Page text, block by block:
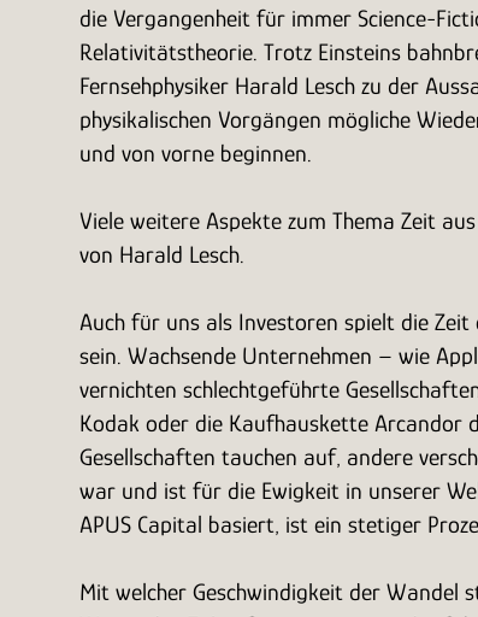
die Vergangenheit für immer Science-
Relativitätstheorie. Trotz Einsteins
Fernsehphysiker Harald Lesch zu der
physikalischen Vorgängen mögliche
und von vorne beginnen.
Viele weitere Aspekte zum Thema Zeit
von Harald Lesch.
Auch für uns als Investoren spielt die
sein. Wachsende Unternehmen – wie
vernichten schlechtgeführte
Kodak oder die Kaufhauskette Arcandor
Gesellschaften tauchen auf, andere
war und ist für die Ewigkeit in unserer
APUS Capital basiert, ist ein stetiger
Mit welcher Geschwindigkeit der